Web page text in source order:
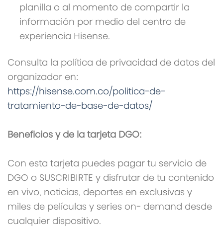
planilla o al momento de compartir la
información por medio del centro de
experiencia Hisense.
Consulta la política de privacidad de datos del
organizador en:
https://hisense.com.co/politica-de-
tratamiento-de-base-de-datos/
Beneficios y de la tarjeta DGO:
Con esta tarjeta puedes pagar tu servicio de
DGO o SUSCRIBIRTE y disfrutar de tu contenido
en vivo, noticias, deportes en exclusivas y
miles de películas y series on- demand desde
cualquier dispositivo.